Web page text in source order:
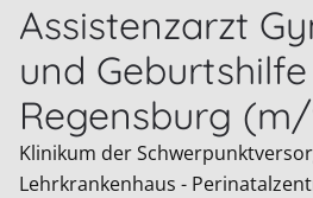
Assistenzarzt
und Geburtshilfe
Regensburg
Klinikum der
Lehrkrankenhaus -